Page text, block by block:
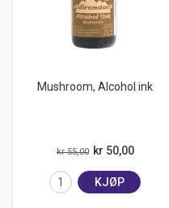
Mushroom, Alcohol ink
kr 55,00 kr 50,00
KJØP